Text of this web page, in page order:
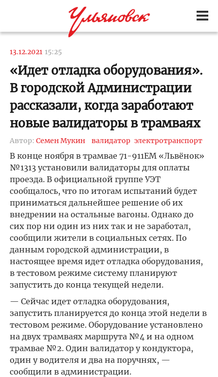
13.12.2021 15:25
«Идет отладка оборудования».
В городской Администрации
рассказали, когда заработают
новые валидаторы в трамваях
Автор: Семен Мукин валидатор электротранспорт
В конце ноября в трамвае 71-911ЕМ «Львёнок»
№1313 установили валидаторы для оплаты
проезда. В официальной группе УЭТ
сообщалось, что по итогам испытаний будет
приниматься дальнейшее решение об их
внедрении на остальные вагоны. Однако до
сих пор ни один из них так и не заработал,
сообщили жители в социальных сетях. По
данным городской администрации, в
настоящее время идет отладка оборудования,
в тестовом режиме систему планируют
запустить до конца текущей недели.
— Сейчас идет отладка оборудования,
запустить планируется до конца этой недели в
тестовом режиме. Оборудование установлено
на двух трамваях маршрута №4 и на одном
трамвае №2. Один валидатор у кондуктора,
один у водителя и два на поручнях, —
сообщили в администрации.